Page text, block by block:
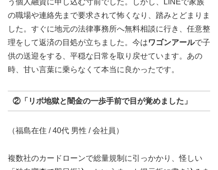
う個人融資に申し込む寸前でした。しかし、LINEで家族
の職場や連絡先まで要求されて怖くなり、踏みとどまりま
した。すぐに地元の法律事務所へ無料相談に行き、任意整
理をして返済の目処が立ちました。今はワゴンアールで子
供の送迎をする、平穏な日常を取り戻せています。あの
時、甘い言葉に乗らなくて本当に良かったです。
②「リボ地獄と闇金の一歩手前で目が覚めました」
（福島在住 / 40代 男性 / 会社員）
複数社のカードローンで総量規制に引っかかり、怪しい